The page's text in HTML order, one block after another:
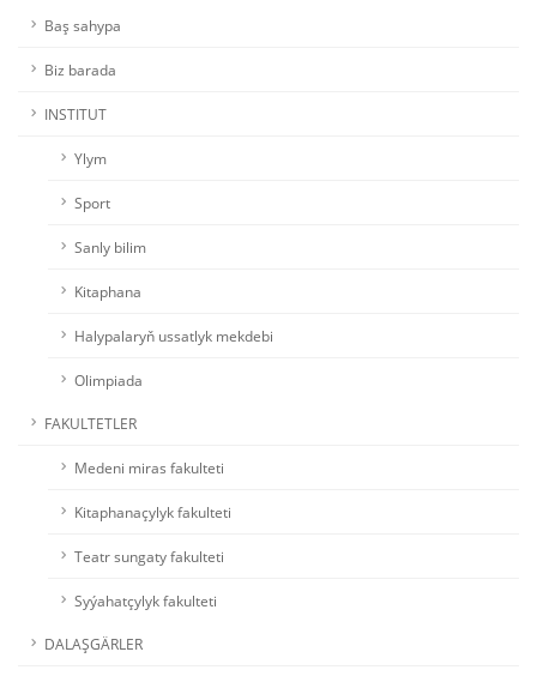
Baş sahypa
Biz barada
INSTITUT
Ylym
Sport
Sanly bilim
Kitaphana
Halypalaryň ussatlyk mekdebi
Olimpiada
FAKULTETLER
Medeni miras fakulteti
Kitaphanaçylyk fakulteti
Teatr sungaty fakulteti
Syýahatçylyk fakulteti
DALAŞGÄRLER